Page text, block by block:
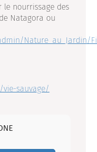
nourrissage des
Natagora ou
Nature_au_Jardin/
vie-sauvage/